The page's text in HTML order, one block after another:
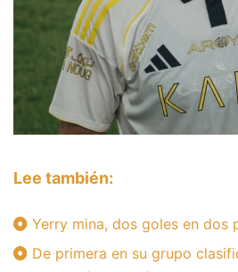
Lee también:
Yerry mina, dos goles en dos
De primera en su grupo